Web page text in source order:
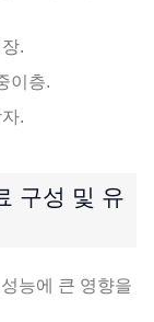
.
이층.
.
구성 및 유
능에 큰 영향을